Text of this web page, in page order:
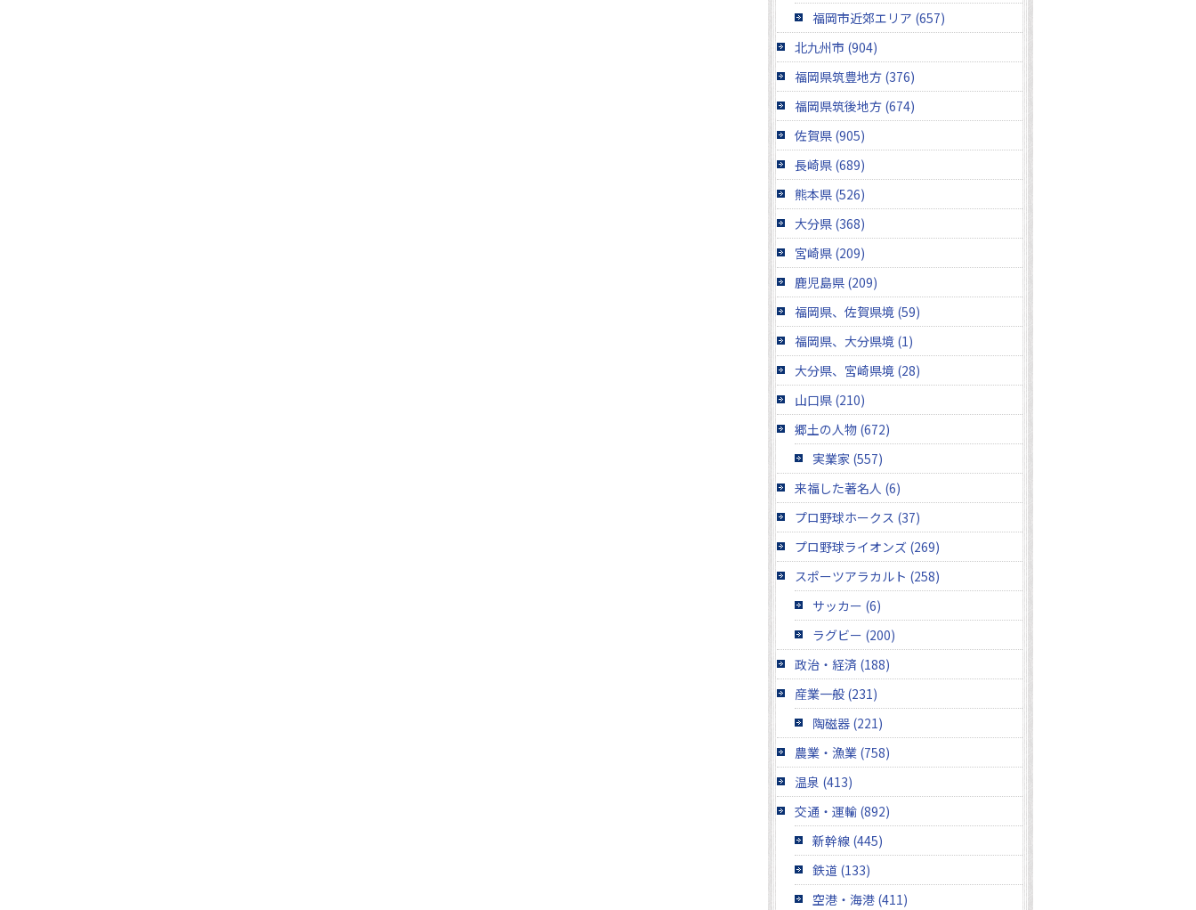
福岡市近郊エリア (657)
北九州市 (904)
福岡県筑豊地方 (376)
福岡県筑後地方 (674)
佐賀県 (905)
長崎県 (689)
熊本県 (526)
大分県 (368)
宮崎県 (209)
鹿児島県 (209)
福岡県、佐賀県境 (59)
福岡県、大分県境 (1)
大分県、宮崎県境 (28)
山口県 (210)
郷土の人物 (672)
実業家 (557)
来福した著名人 (6)
プロ野球ホークス (37)
プロ野球ライオンズ (269)
スポーツアラカルト (258)
サッカー (6)
ラグビー (200)
政治・経済 (188)
産業一般 (231)
陶磁器 (221)
農業・漁業 (758)
温泉 (413)
交通・運輸 (892)
新幹線 (445)
鉄道 (133)
空港・海港 (411)